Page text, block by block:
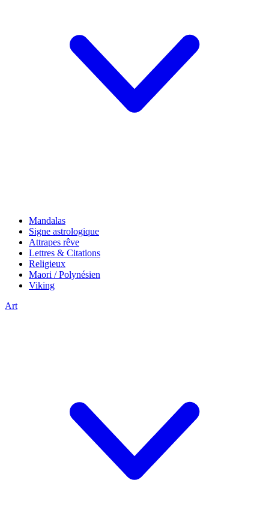
Mandalas
Signe astrologique
Attrapes rêve
Lettres & Citations
Religieux
Maori / Polynésien
Viking
Art